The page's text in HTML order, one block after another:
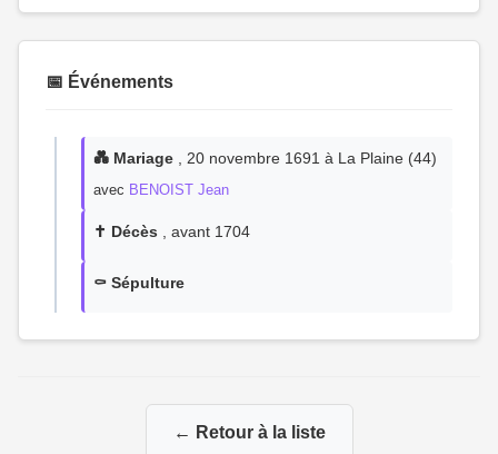
📅 Événements
💑 Mariage , 20 novembre 1691 à La Plaine (44)
avec BENOIST Jean
✝️ Décès , avant 1704
⚰️ Sépulture
← Retour à la liste